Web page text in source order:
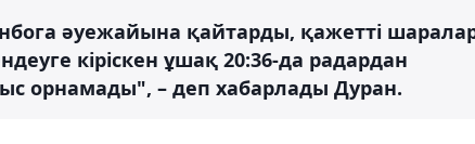
әуежайына қайтарды, қажетті
кіріскен ұшақ 20:36-да радардан
орнамады", – деп хабарлады Дуран.